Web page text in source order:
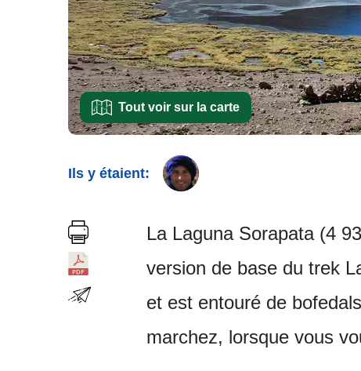
Tout voir sur la carte
Ils y étaient:
La Laguna Sorapata (4
version de base du trek
et est entouré de
marchez, lorsque vous